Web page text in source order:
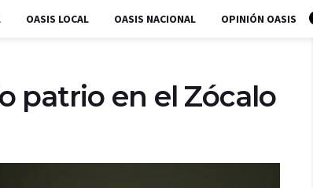
OASIS LOCAL OASIS NACIONAL OPINIÓN OASIS
patrio en el Zócalo